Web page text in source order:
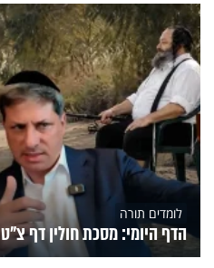
לומדים תורה
הדף היומי: מסכת חולין דף צ"ט